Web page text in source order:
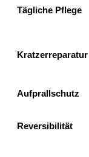
Tägliche Pflege
Kratzerreparatur
Aufprallschutz
Reversibilität